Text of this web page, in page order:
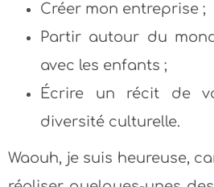
Créer mon entreprise ;
Partir autour du
avec les enfants ;
Écrire un récit de
diversité culturelle.
Waouh, je suis heureuse,